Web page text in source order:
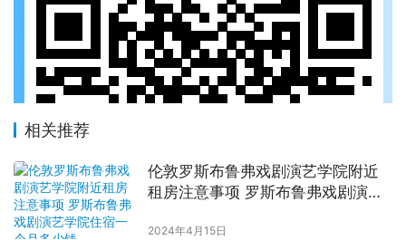
相关推荐
伦敦罗斯布鲁弗戏剧演艺学院附近
租房注意事项 罗斯布鲁弗戏剧演艺
2024年4月15日